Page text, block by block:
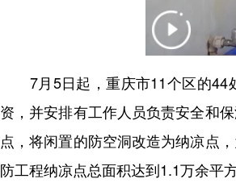
7月5日起，重庆市11个区的44
资，并安排有工作人员负责安全和
点，将闲置的防空洞改造为纳凉点
防工程纳凉点总面积达到1.1万余平方